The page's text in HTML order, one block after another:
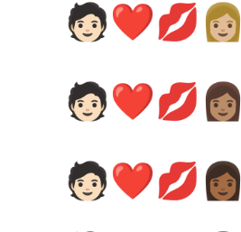
🧑🏻‍❤️‍💋‍👩🏼
🧑🏻‍❤️‍💋‍👩🏽
🧑🏻‍❤️‍💋‍👩🏾